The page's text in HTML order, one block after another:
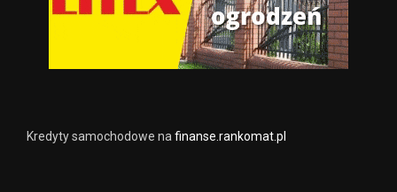
Kredyty samochodowe na finanse.rankomat.pl